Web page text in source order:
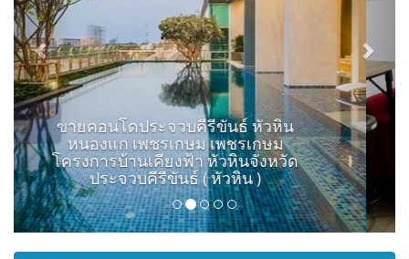
ขายทาวน์เฮ้าส์ / ทาวน์โฮมชลบุรี เมือง
ห้วยกะปิ - -โครงการไลโอ นอฟจังหวัด
ชลบุรี ( เมืองชลบุรี )